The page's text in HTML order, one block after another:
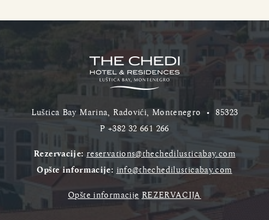
Luštica Bay Marina, Radovići, Montenegro •85323
P +382 32 661 266
Rezervacije: reservations@thechedilusticabay.com
Opšte informacije: info@thechedilusticabay.com
Opšte informacije REZERVACIJA